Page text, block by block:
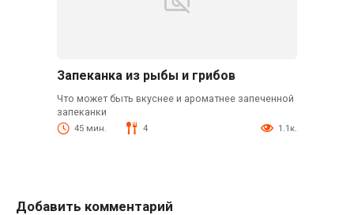
Запеканка из рыбы и грибов
Что может быть вкуснее и ароматнее запеченной
запеканки
45 мин. 4 1.1к.
Добавить комментарий